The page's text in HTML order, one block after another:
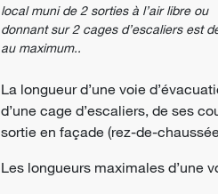
local muni de 2 sorties à l’air libre ou
donnant sur 2 cages d’escaliers est
au maximum..
La longueur d’une voie
d’une cage d’escaliers, de ses
sortie en façade (rez-de-
Les longueurs maximales d’une